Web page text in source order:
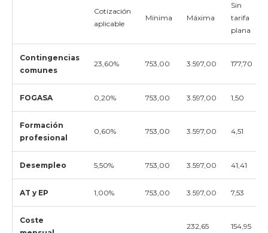
Cotización
aplicable
Mínima Máxima
Sin
tarifa
plana
Contingencias
comunes
23,60% 753,00 3.597,00 177,70
FOGASA 0,20% 753,00 3.597,00 1,50
Formación
profesional
0,60% 753,00 3.597,00 4,51
Desempleo 5,50% 753,00 3.597,00 41,41
AT y EP 1,00% 753,00 3.597,00 7,53
Coste
232,65 154,95